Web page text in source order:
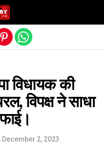
विधायक की
विपक्ष ने साधा
December 2, 2023